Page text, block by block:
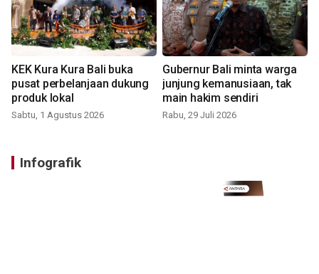
KEK Kura Kura Bali buka
pusat perbelanjaan dukung
produk lokal
Sabtu, 1 Agustus 2026
Gubernur Bali minta warga
junjung kemanusiaan, tak
main hakim sendiri
Rabu, 29 Juli 2026
Infografik